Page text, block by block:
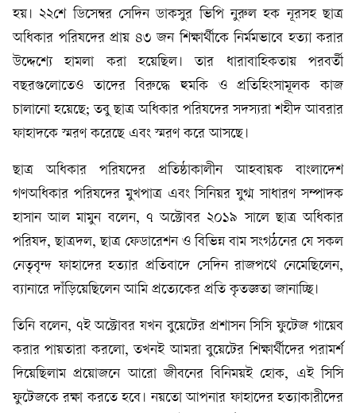
হয়। ২২শে ডিসেম্বর সেদিন ডাকসুর ভিপি নুরুল হক নূরসহ ছাত্র
অধিকার পরিষদের প্রায় ৪৩ জন শিক্ষার্থীকে নির্মমভাবে হত্যা করার
উদ্দেশ্যে হামলা করা হয়েছিল। তার ধারাবাহিকতায় পরবর্তী
বছরগুলোতেও তাদের বিরুদ্ধে হুমকি ও প্রতিহিংসামূলক কাজ
চালানো হয়েছে; তবু ছাত্র অধিকার পরিষদের সদস্যরা শহীদ আবরার
ফাহাদকে স্মরণ করেছে এবং স্মরণ করে আসছে।
ছাত্র অধিকার পরিষদের প্রতিষ্ঠাকালীন আহবায়ক বাংলাদেশ
গণঅধিকার পরিষদের মুখপাত্র এবং সিনিয়র যুগ্ম সাধারণ সম্পাদক
হাসান আল মামুন বলেন, ৭ অক্টোবর ২০১৯ সালে ছাত্র অধিকার
পরিষদ, ছাত্রদল, ছাত্র ফেডারেশন ও বিভিন্ন বাম সংগঠনের যে সকল
নেতৃবৃন্দ ফাহাদের হত্যার প্রতিবাদে সেদিন রাজপথে নেমেছিলেন,
ব্যানারে দাঁড়িয়েছিলেন আমি প্রত্যেকের প্রতি কৃতজ্ঞতা জানাচ্ছি।
তিনি বলেন, ৭ই অক্টোবর যখন বুয়েটের প্রশাসন সিসি ফুটেজ গায়েব
করার পায়তারা করলো, তখনই আমরা বুয়েটের শিক্ষার্থীদের পরামর্শ
দিয়েছিলাম প্রয়োজনে আরো জীবনের বিনিময়ই হোক, এই সিসি
ফুটেজকে রক্ষা করতে হবে। নয়তো আপনার ফাহাদের হত্যাকারীদের